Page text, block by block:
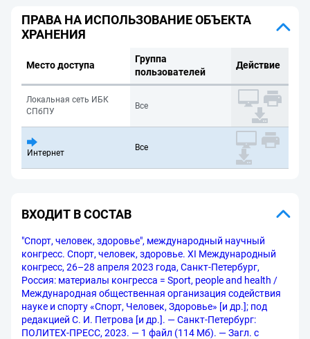
ПРАВА НА ИСПОЛЬЗОВАНИЕ ОБЪЕКТА
ХРАНЕНИЯ
Место доступа
Группа
пользователей
Действие
Локальная сеть ИБК
СПбПУ
Все
Интернет
Все
ВХОДИТ В СОСТАВ
"Спорт, человек, здоровье", международный научный
конгресс. Спорт, человек, здоровье. XI Международный
конгресс, 26–28 апреля 2023 года, Санкт-Петербург,
Россия: материалы конгресса = Sport, people and health /
Международная общественная организация содействия
науке и спорту «Спорт, Человек, Здоровье» [и др.]; под
редакцией С. И. Петрова [и др.]. — Санкт-Петербург:
ПОЛИТЕХ-ПРЕСС, 2023. — 1 файл (114 Мб). — Загл. с